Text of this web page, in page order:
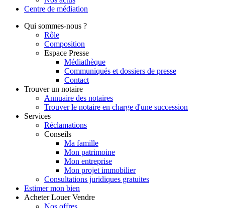
Centre de médiation
Qui sommes-nous ?
Rôle
Composition
Espace Presse
Médiathèque
Communiqués et dossiers de presse
Contact
Trouver un notaire
Annuaire des notaires
Trouver le notaire en charge d'une succession
Services
Réclamations
Conseils
Ma famille
Mon patrimoine
Mon entreprise
Mon projet immobilier
Consultations juridiques gratuites
Estimer mon bien
Acheter Louer Vendre
Nos offres